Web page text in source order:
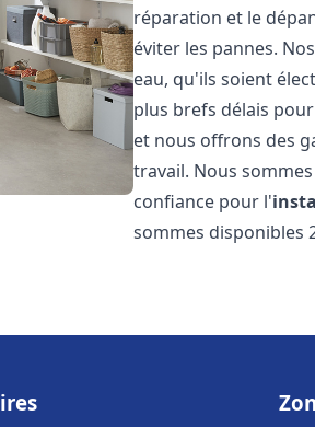
réparation et le
éviter les pannes.
eau, qu'ils soient
plus brefs délais
et nous offrons des
travail. Nous
confiance pour l'
sommes disponibles